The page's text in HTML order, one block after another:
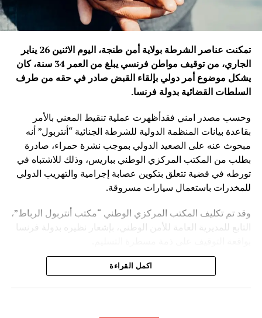
تمكنت عناصر الشرطة بولاية أمن طنجة، اليوم الاثنين 26 يناير
الجاري، من توقيف مواطن فرنسي يبلغ من العمر 34 سنة، كان
يشكل موضوع أمر دولي بإلقاء القبض صادر في حقه من طرف
السلطات القضائية بدولة فرنسا.
وحسب مصدر امني فقدأظهرت عملية تنقيط المعني بالأمر
بقاعدة بيانات المنظمة الدولية للشرطة الجنائية “أنتربول” أنه
مبحوث عنه على الصعيد الدولي بموجب نشرة حمراء، صادرة
بطلب من المكتب المركزي الوطني بباريس، وذلك للاشتباه في
تورطه في قضية تتعلق بتكوين عصابة إجرامية والتهريب الدولي
للمخدرات باستعمال سيارات مسروقة.
وقد تم تكليف المكتب المركزي الوطني “مكتب أنتربول الرباط”،
التابع للمديرية العامة للأمن الوطني، بإشعار نظيره بدولة فرنسا
ويأتي توقيف المشتبه به في سياق التزام المصالح الأمنية
اكمل القراءة